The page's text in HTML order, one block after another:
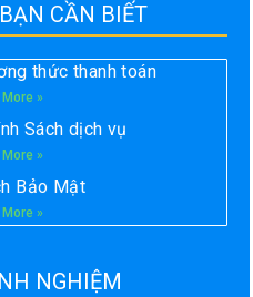
CẦN BIẾT
thức thanh toán
More »
Sách dịch vụ
More »
Bảo Mật
More »
NGHIỆM